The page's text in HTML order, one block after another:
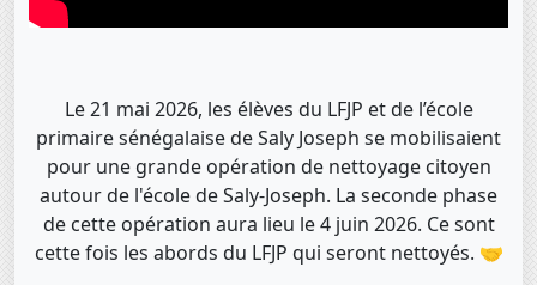
Le 21 mai 2026, les élèves du LFJP et de l’école
primaire sénégalaise de Saly Joseph se mobilisaient
pour une grande opération de nettoyage citoyen
autour de l'école de Saly-Joseph. La seconde phase
de cette opération aura lieu le 4 juin 2026. Ce sont
cette fois les abords du LFJP qui seront nettoyés. 🤝